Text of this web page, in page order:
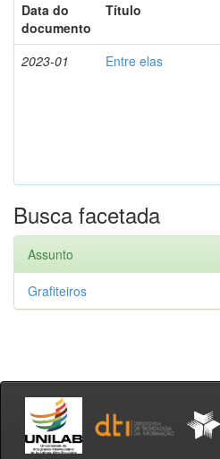
Data do
documento
Título
2023-01 Entre elas
Busca facetada
Assunto
Grafiteiros